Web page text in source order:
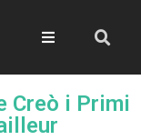
Creò i Primi